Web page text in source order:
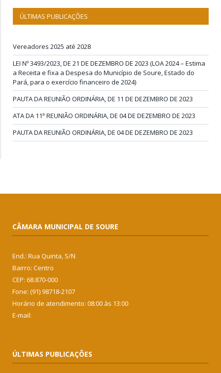
ÚLTIMAS PUBLICAÇÕES
Vereadores 2025 até 2028
LEI Nº 3493/2023, DE 21 DE DEZEMBRO DE 2023 (LOA 2024 – Estima
a Receita e fixa a Despesa do Município de Soure, Estado do
Pará, para o exercício financeiro de 2024)
PAUTA DA REUNIÃO ORDINÁRIA, DE 11 DE DEZEMBRO DE 2023
ATA DA 11ª REUNIÃO ORDINÁRIA, DE 04 DE DEZEMBRO DE 2023
PAUTA DA REUNIÃO ORDINÁRIA, DE 04 DE DEZEMBRO DE 2023
CÂMARA MUNICIPAL DE SOURE
End.: Rua Quinta, S/N
Bairro: Centro
CEP: 68.870-000
Fone: (91) 98718-2107
Horário de atendimento: 08:00 às 13:00
E-mail:
ÚLTIMAS PUBLICAÇÕES